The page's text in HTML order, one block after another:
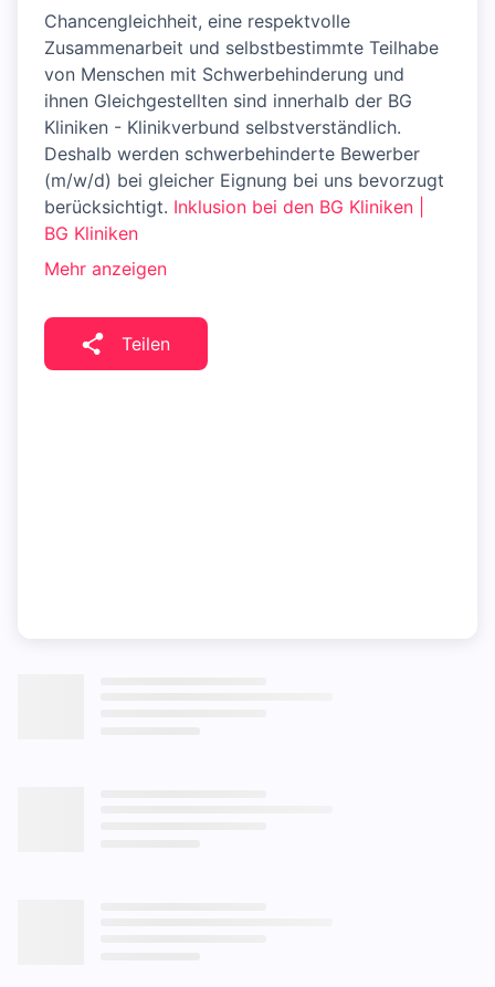
Chancengleichheit, eine respektvolle
Zusammenarbeit und selbstbestimmte Teilhabe
von Menschen mit Schwerbehinderung und
ihnen Gleichgestellten sind innerhalb der BG
Kliniken - Klinikverbund selbstverständlich.
Deshalb werden schwerbehinderte Bewerber
(m/w/d) bei gleicher Eignung bei uns bevorzugt
berücksichtigt. Inklusion bei den BG Kliniken |
BG Kliniken
Mehr anzeigen
Teilen